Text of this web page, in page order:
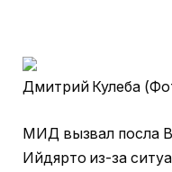
Дмитрий Кулеба
МИД вызвал посла
Ийдярто из-за